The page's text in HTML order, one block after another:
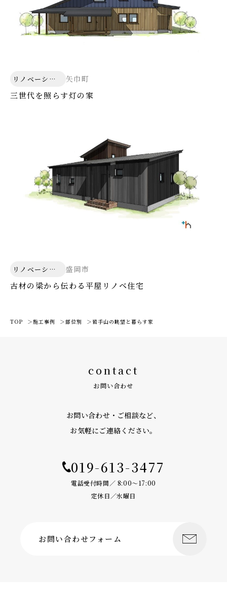
リノベーショ
矢巾町
三世代を照らす灯の家
リノベーショ
盛岡市
古材の梁から伝わる平屋リノベ住宅
TOP 施工事例 部位別 岩手山の眺望と暮らす家
contact
お問い合わせ
お問い合わせ・ご相談など、
お気軽にご連絡ください。
019-613-3477
電話受付時間／ 8:00〜17:00
定休日／水曜日
お問い合わせフォーム